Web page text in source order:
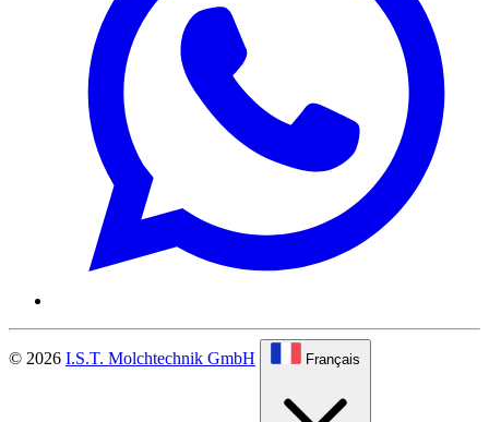
© 2026 I.S.T. Molchtechnik GmbH Français